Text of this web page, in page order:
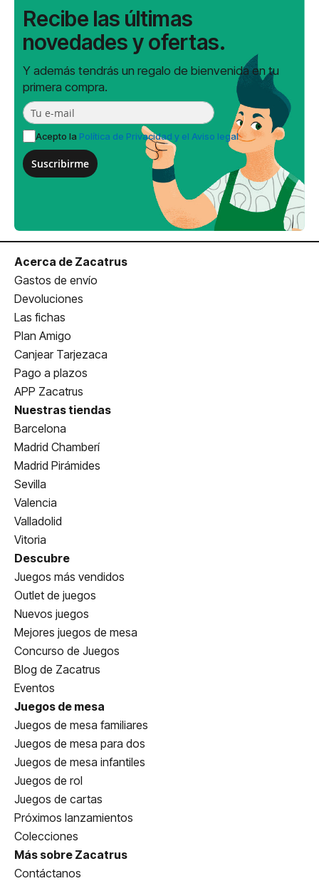
Recibe las últimas
novedades y ofertas.
Y además tendrás un regalo de bienvenida en tu
primera compra.
Acepto la Política de Privacidad y el Aviso legal
Suscribirme
Acerca de Zacatrus
Gastos de envío
Devoluciones
Las fichas
Plan Amigo
Canjear Tarjezaca
Pago a plazos
APP Zacatrus
Nuestras tiendas
Barcelona
Madrid Chamberí
Madrid Pirámides
Sevilla
Valencia
Valladolid
Vitoria
Descubre
Juegos más vendidos
Outlet de juegos
Nuevos juegos
Mejores juegos de mesa
Concurso de Juegos
Blog de Zacatrus
Eventos
Juegos de mesa
Juegos de mesa familiares
Juegos de mesa para dos
Juegos de mesa infantiles
Juegos de rol
Juegos de cartas
Próximos lanzamientos
Colecciones
Más sobre Zacatrus
Contáctanos